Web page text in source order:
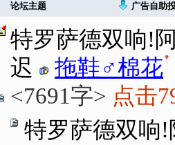
论坛主题
广告自助
特罗萨德双响!
迟
拖鞋♂棉花.
<7691字> 点击
特罗萨德双响!